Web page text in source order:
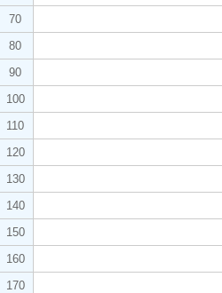
70
80
90
100
110
120
130
140
150
160
170